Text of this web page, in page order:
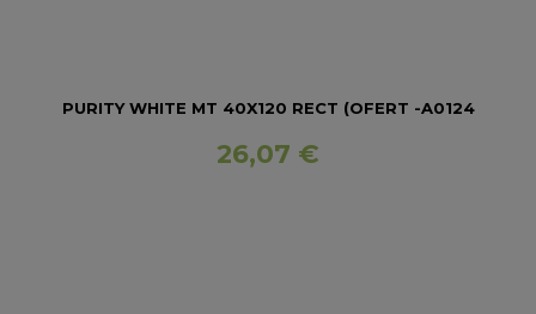
PURITY WHITE MT 40X120 RECT (OFERT -A0124
26,07 €